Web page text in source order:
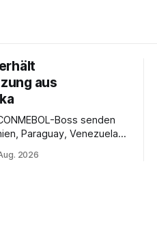
aus
Boss senden
Paraguay, Venezuela
2026